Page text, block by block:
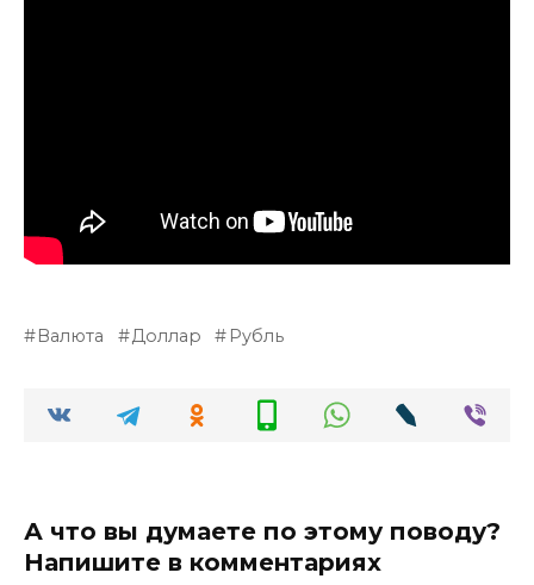
Валюта Доллар Рубль
А что вы думаете по этому поводу?
Напишите в комментариях